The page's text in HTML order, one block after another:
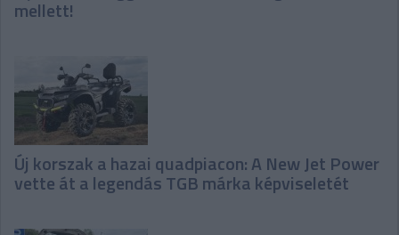
mellett!
Új korszak a hazai quadpiacon: A New Jet Power
vette át a legendás TGB márka képviseletét